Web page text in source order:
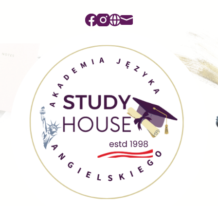
Facebook
Instagram
Website
Mail